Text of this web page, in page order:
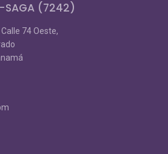
(7242)
74 Oeste,